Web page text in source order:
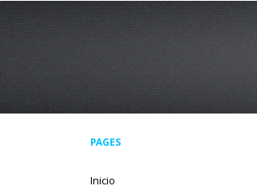
PAGES
Inicio